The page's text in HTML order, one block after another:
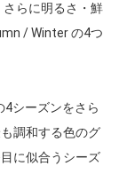
らに明るさ・鮮
/ Winter の4つ
4シーズンをさら
調和する色のグ
に似合うシーズ